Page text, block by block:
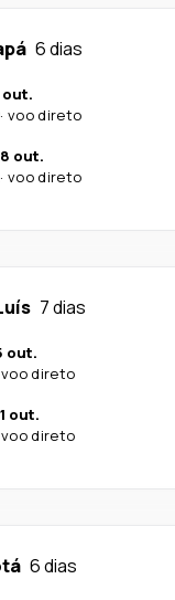
6 dias
out.
· voo direto
out.
· voo direto
7 dias
out.
voo direto
out.
voo direto
6 dias